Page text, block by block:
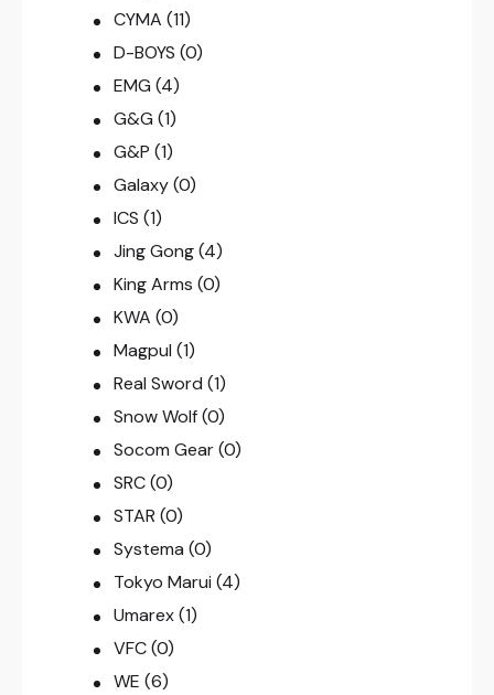
CYMA (11)
D-BOYS (0)
EMG (4)
G&G (1)
G&P (1)
Galaxy (0)
ICS (1)
Jing Gong (4)
King Arms (0)
KWA (0)
Magpul (1)
Real Sword (1)
Snow Wolf (0)
Socom Gear (0)
SRC (0)
STAR (0)
Systema (0)
Tokyo Marui (4)
Umarex (1)
VFC (0)
WE (6)